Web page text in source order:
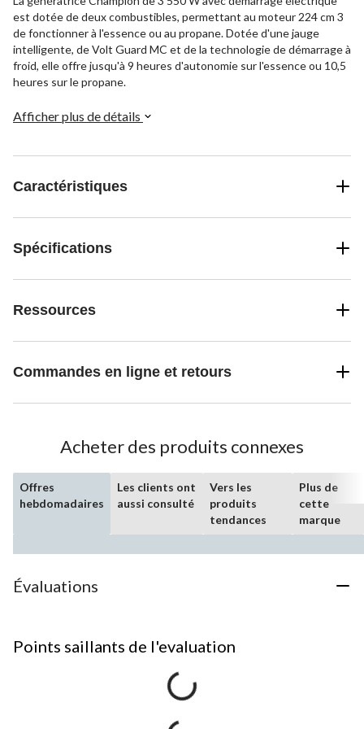
est dotée de deux combustibles, permettant au moteur 224 cm 3
de fonctionner à l'essence ou au propane. Dotée d'une jauge
intelligente, de Volt Guard MC et de la technologie de démarrage à
froid, elle offre jusqu'à 9 heures d'autonomie sur l'essence ou 10,5
heures sur le propane.
Afficher plus de détails
Caractéristiques
Spécifications
Ressources
Commandes en ligne et retours
Acheter des produits connexes
Offres
hebdomadaires
Les clients ont
aussi consulté
Vers les
produits
tendances
Plus de
cette
marque
Évaluations
Points saillants de l'evaluation